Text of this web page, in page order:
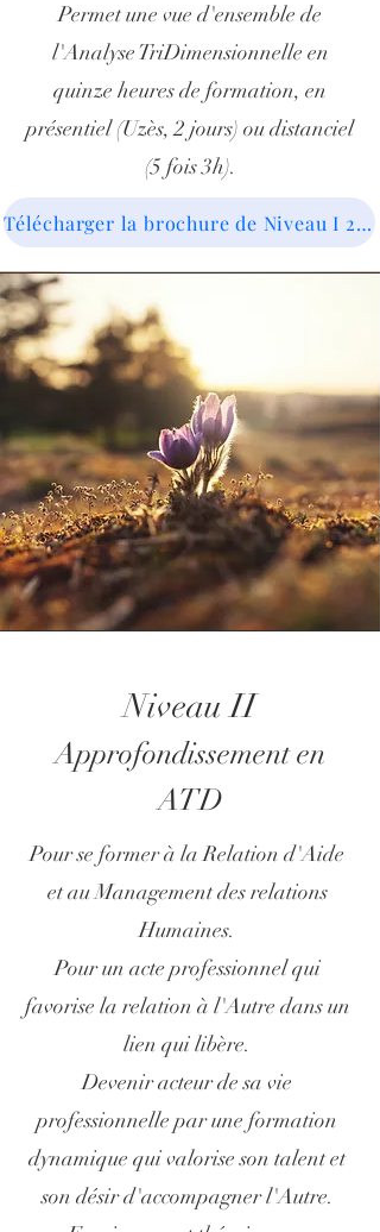
Permet une vue d'ensemble de
l'Analyse TriDimensionnelle en
quinze heures de formation, en
présentiel (Uzès, 2 jours) ou distanciel
(5 fois 3h).
Télécharger la brochure de Niveau I 2026
Niveau II
Approfondissementen
ATD
Pour se former à la Relation d'Aide
et au Management des relations
Humaines.
Pour un acte professionnel qui
favorise la relation à l'Autre dans un
lien qui libère.
Devenir acteur de sa vie
professionnelle par une formation
dynamique qui valorise son talent et
son désir d'accompagner l'Autre.